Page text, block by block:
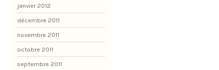
janvier 2012
décembre 2011
novembre 2011
octobre 2011
septembre 2011